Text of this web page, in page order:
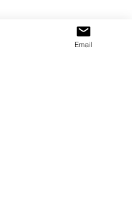
Email